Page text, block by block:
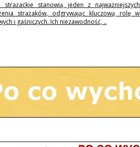
stanowią jeden z
strażaków, odgrywając kluczową rolę w
i gaśniczych. Ich niezawodność, ..